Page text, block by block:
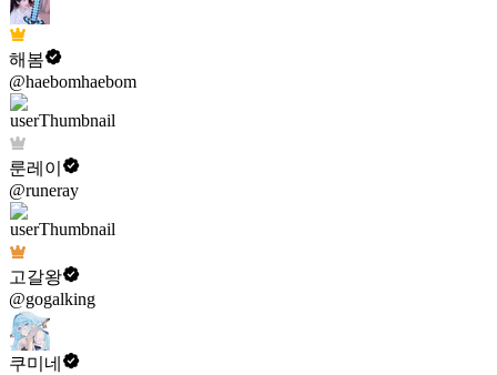
해봄
@haebomhaebom
룬레이
@runeray
고갈왕
@gogalking
쿠미네